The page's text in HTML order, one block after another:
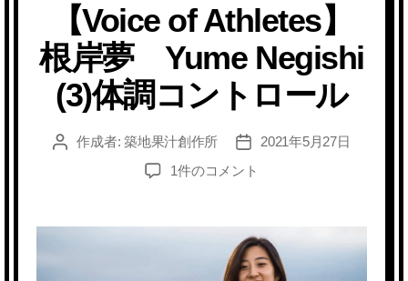
ゴ
リ
ー
【Voice of Athletes】
根岸夢 Yume Negishi
(3)体調コントロール
投
作成者:築地果汁創作所
投
稿
日
2021年5月27日
【Voice
根
1件のコメント